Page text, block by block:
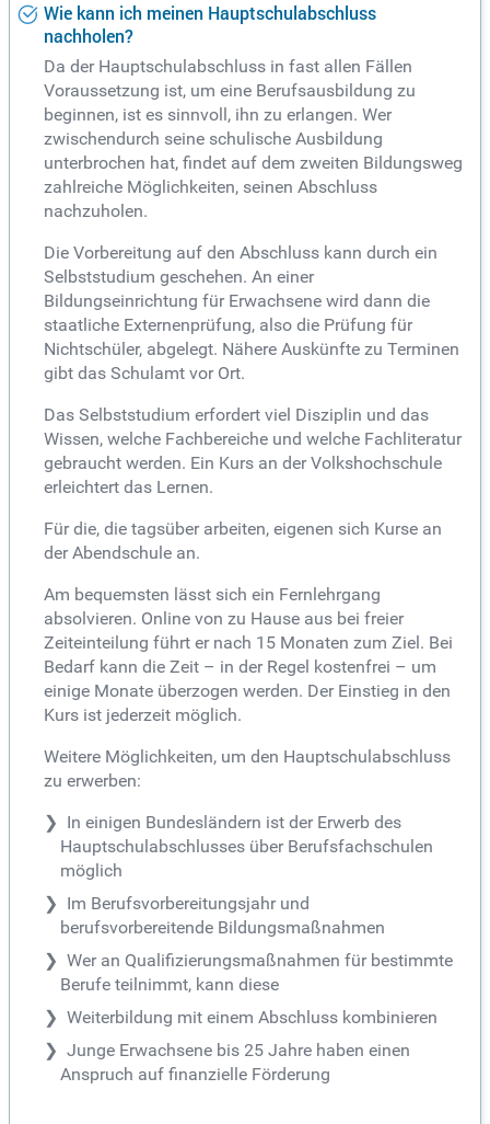
Wie kann ich meinen Hauptschulabschluss
nachholen?
Da der Hauptschulabschluss in fast allen Fällen
Voraussetzung ist, um eine Berufsausbildung zu
beginnen, ist es sinnvoll, ihn zu erlangen. Wer
zwischendurch seine schulische Ausbildung
unterbrochen hat, findet auf dem zweiten Bildungsweg
zahlreiche Möglichkeiten, seinen Abschluss
nachzuholen.
Die Vorbereitung auf den Abschluss kann durch ein
Selbststudium geschehen. An einer
Bildungseinrichtung für Erwachsene wird dann die
staatliche Externenprüfung, also die Prüfung für
Nichtschüler, abgelegt. Nähere Auskünfte zu Terminen
gibt das Schulamt vor Ort.
Das Selbststudium erfordert viel Disziplin und das
Wissen, welche Fachbereiche und welche Fachliteratur
gebraucht werden. Ein Kurs an der Volkshochschule
erleichtert das Lernen.
Für die, die tagsüber arbeiten, eigenen sich Kurse an
der Abendschule an.
Am bequemsten lässt sich ein Fernlehrgang
absolvieren. Online von zu Hause aus bei freier
Zeiteinteilung führt er nach 15 Monaten zum Ziel. Bei
Bedarf kann die Zeit – in der Regel kostenfrei – um
einige Monate überzogen werden. Der Einstieg in den
Kurs ist jederzeit möglich.
Weitere Möglichkeiten, um den Hauptschulabschluss
zu erwerben:
In einigen Bundesländern ist der Erwerb des
Hauptschulabschlusses über Berufsfachschulen
möglich
Im Berufsvorbereitungsjahr und
berufsvorbereitende Bildungsmaßnahmen
Wer an Qualifizierungsmaßnahmen für bestimmte
Berufe teilnimmt, kann diese
Weiterbildung mit einem Abschluss kombinieren
Junge Erwachsene bis 25 Jahre haben einen
Anspruch auf finanzielle Förderung